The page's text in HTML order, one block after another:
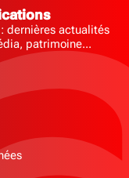
dernières actualités
patrimoine...